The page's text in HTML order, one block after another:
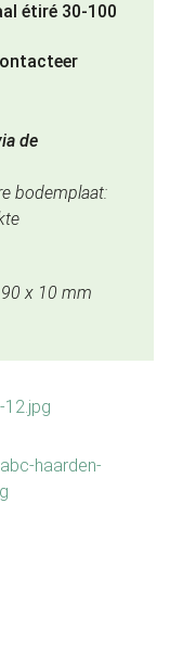
étiré 30-100
de
bodemplaat:
x 10 mm